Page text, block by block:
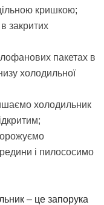
кришкою;
закритих
пакетах в
холодильної
холодильник
і пилососимо
– це запорука